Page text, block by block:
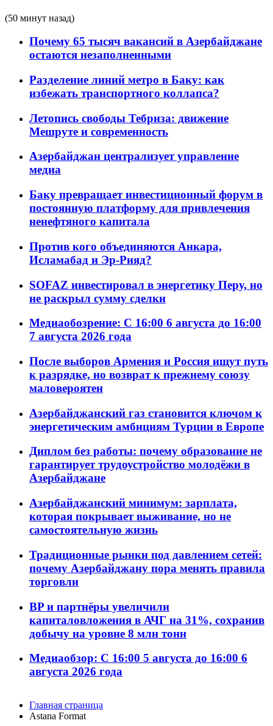
(50 минут назад)
Почему 65 тысяч вакансий в Азербайджане
остаются незаполненными
Разделение линий метро в Баку: как
избежать транспортного коллапса?
Летопись свободы Тебриза: движение
Мешруте и современность
Азербайджан централизует управление
медиа
Баку превращает инвестиционный форум в
постоянную платформу для привлечения
ненефтяного капитала
Против кого объединяются Анкара,
Исламабад и Эр-Рияд?
SOFAZ инвестировал в энергетику Перу, но
не раскрыл сумму сделки
Медиаобозрение: С 16:00 6 августа до 16:00
7 августа 2026 года
После выборов Армения и Россия ищут путь
к разрядке, но возврат к прежнему союзу
маловероятен
Азербайджанский газ становится ключом к
энергетическим амбициям Турции в Европе
Диплом без работы: почему образование не
гарантирует трудоустройство молодёжи в
Азербайджане
Азербайджанский минимум: зарплата,
которая покрывает выживание, но не
самостоятельную жизнь
Традиционные рынки под давлением сетей:
почему Азербайджану пора менять правила
торговли
BP и партнёры увеличили
капиталовложения в АЧГ на 31%, сохранив
добычу на уровне 8 млн тонн
Медиаобзор: С 16:00 5 августа до 16:00 6
августа 2026 года
Главная страница
Astana Format